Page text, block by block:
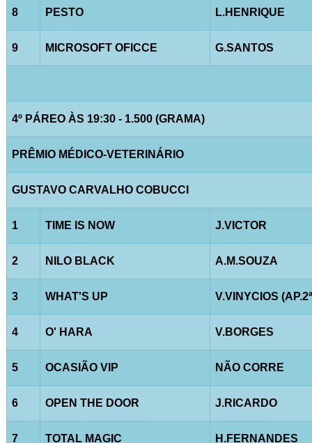
8 PESTO L.HENRIQUE
9 MICROSOFT OFICCE G.SANTOS
4º PÁREO ÀS 19:30 - 1.500 (GRAMA)
PRÊMIO MÉDICO-VETERINÁRIO
GUSTAVO CARVALHO COBUCCI
1 TIME IS NOW J.VICTOR
2 NILO BLACK A.M.SOUZA
3 WHAT'S UP V.VINYCIOS
4 O' HARA V.BORGES
5 OCASIÃO VIP NÃO CORRE
6 OPEN THE DOOR J.RICARDO
7 TOTAL MAGIC H.FERNANDES